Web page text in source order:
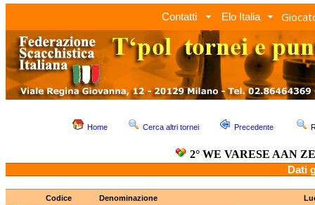
Contatti Elo Italia
Home Cerca altri tornei Precedente
2° WE VARESE AAN
Dati
Codice Denominazione